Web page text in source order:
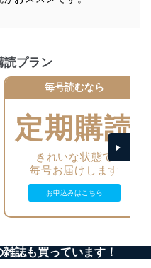
防止
等のオペレーティング
器等にセキュリティ対策
自動更新 機能等の活用
としています。
洩等の防止
の含まれるファイルを
イルへのパスワードを
ントレビューの機会を通
読プラン
毎号読むなら
定期購読
きれいな状態で
毎号お届けします
お申込みはこちら
誌も買っています！